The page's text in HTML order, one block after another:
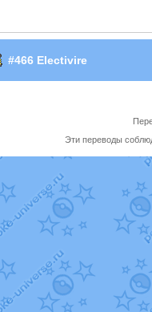
#466 Electivire
Эти переводы